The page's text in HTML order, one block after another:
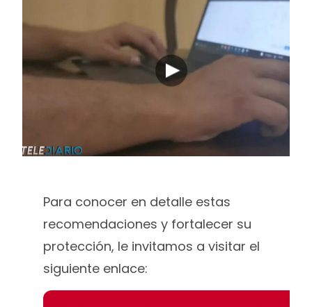
Para conocer en detalle estas
recomendaciones y fortalecer su
protección, le invitamos a visitar el
siguiente enlace: